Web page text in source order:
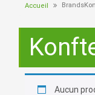
Accueil
Aucun